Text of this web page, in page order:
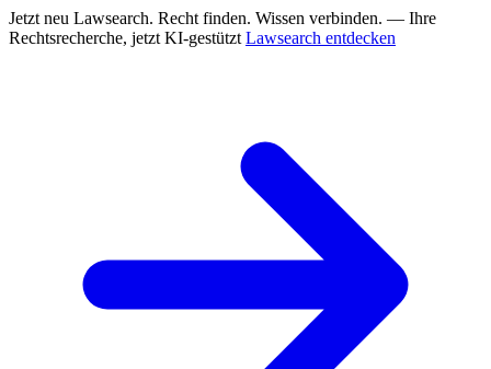
Jetzt neu Lawsearch. Recht finden. Wissen verbinden. — Ihre
Rechtsrecherche, jetzt KI-gestützt Lawsearch entdecken